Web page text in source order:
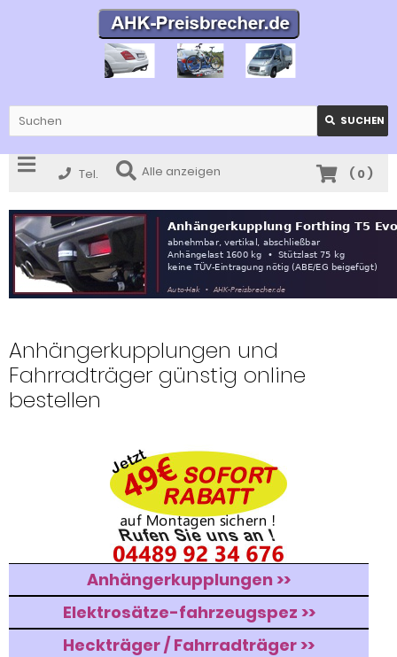
SUCHEN
Tel. Alle anzeigen ( 0)
Anhängerkupplungen und
Fahrradträger günstig online
bestellen
Anhängerkupplungen >>
Elektrosätze-fahrzeugspez >>
Heckträger / Fahrradträger >>